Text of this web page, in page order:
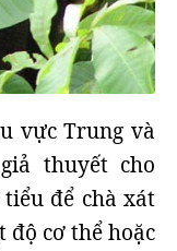
vực Trung và
thuyết cho
để chà xát
cơ thể hoặc